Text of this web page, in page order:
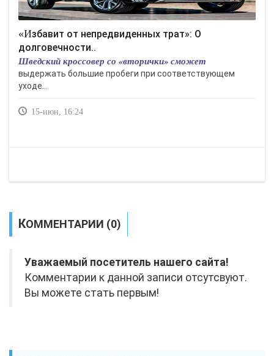
«Избавит от непредвиденных трат»: О
долговечности..
Шведский кроссовер со «вторички» сможет
выдержать большие пробеги при соответствующем
уходе...
15-июн, 16:24
КОММЕНТАРИИ (0)
Уважаемый посетитель нашего сайта!
Комментарии к данной записи отсутсвуют.
Вы можете стать первым!